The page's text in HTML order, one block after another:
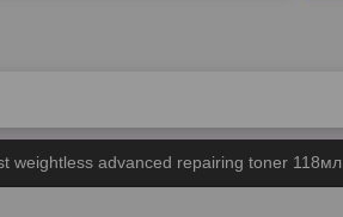
weightless advanced repairing toner 118мл